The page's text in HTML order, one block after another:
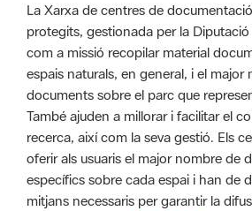
La Xarxa de centres de
protegits, gestionada per la
com a missió recopilar material
espais naturals, en general, i el major
documents sobre el parc que
També ajuden a millorar i facilitar el
recerca, així com la seva gestió. Els
oferir als usuaris el major nombre de
específics sobre cada espai i han de
mitjans necessaris per garantir la